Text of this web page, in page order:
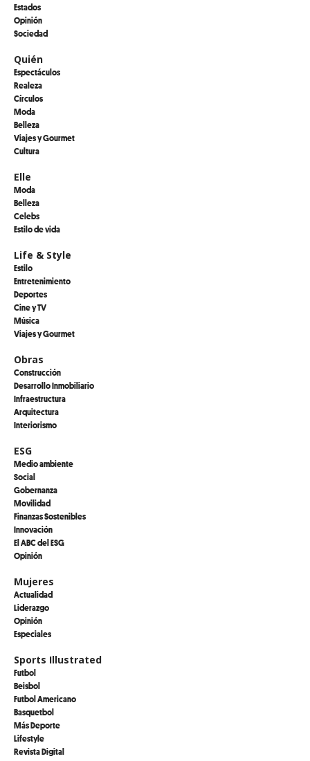
Estados
Opinión
Sociedad
Quién
Espectáculos
Realeza
Círculos
Moda
Belleza
Viajes y Gourmet
Cultura
Elle
Moda
Belleza
Celebs
Estilo de vida
Life & Style
Estilo
Entretenimiento
Deportes
Cine y TV
Música
Viajes y Gourmet
Obras
Construcción
Desarrollo Inmobiliario
Infraestructura
Arquitectura
Interiorismo
ESG
Medio ambiente
Social
Gobernanza
Movilidad
Finanzas Sostenibles
Innovación
El ABC del ESG
Opinión
Mujeres
Actualidad
Liderazgo
Opinión
Especiales
Sports Illustrated
Futbol
Beisbol
Futbol Americano
Basquetbol
Más Deporte
Lifestyle
Revista Digital